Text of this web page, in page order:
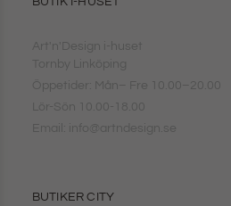
Art'n'Design i-huset
Tornby Linköping
Öppetider: Mån– Fre 10.00–20.00
Lör-Sön 10.00-18.00
Email: info@artndesign.se
BUTIKER CITY